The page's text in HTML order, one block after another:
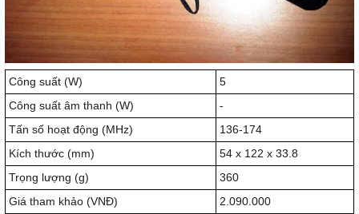
Công suất (W)
5
Công suất âm thanh (W)
-
Tấn số hoạt động (MHz)
136-174
Kích thước (mm)
54 x 122 x 33.8
Trọng lượng (g)
360
Giá tham khảo (VNĐ)
2.090.000